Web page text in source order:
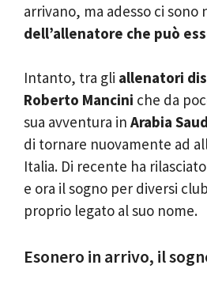
arrivano, ma adesso ci sono
dell’allenatore che può
Intanto, tra gli allenatori
Roberto Mancini che da
sua avventura in Arabia
di tornare nuovamente ad
Italia. Di recente ha
e ora il sogno per diversi
proprio legato al suo nome.
Esonero in arrivo, il